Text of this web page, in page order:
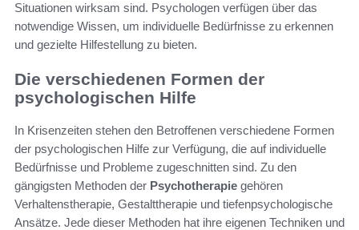
Situationen wirksam sind. Psychologen verfügen über das
notwendige Wissen, um individuelle Bedürfnisse zu erkennen
und gezielte Hilfestellung zu bieten.
Die verschiedenen Formen der
psychologischen Hilfe
In Krisenzeiten stehen den Betroffenen verschiedene Formen
der psychologischen Hilfe zur Verfügung, die auf individuelle
Bedürfnisse und Probleme zugeschnitten sind. Zu den
gängigsten Methoden der Psychotherapie gehören
Verhaltenstherapie, Gestalttherapie und tiefenpsychologische
Ansätze. Jede dieser Methoden hat ihre eigenen Techniken und